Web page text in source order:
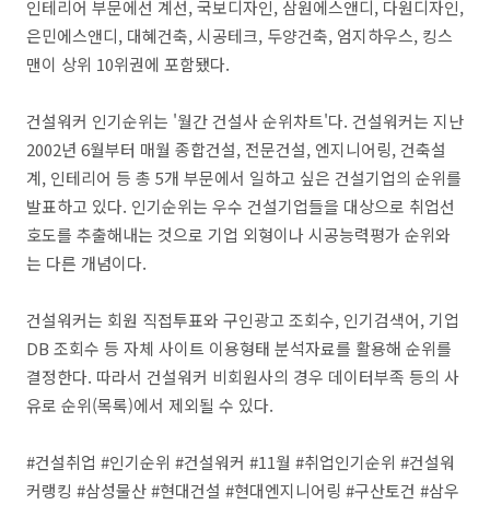
인테리어 부문에선 계선, 국보디자인, 삼원에스앤디, 다원디자인,
은민에스앤디, 대혜건축, 시공테크, 두양건축, 엄지하우스, 킹스
맨이 상위 10위권에 포함됐다.
건설워커 인기순위는 '월간 건설사 순위차트'다. 건설워커는 지난
2002년 6월부터 매월 종합건설, 전문건설, 엔지니어링, 건축설
계, 인테리어 등 총 5개 부문에서 일하고 싶은 건설기업의 순위를
발표하고 있다. 인기순위는 우수 건설기업들을 대상으로 취업선
호도를 추출해내는 것으로 기업 외형이나 시공능력평가 순위와
는 다른 개념이다.
건설워커는 회원 직접투표와 구인광고 조회수, 인기검색어, 기업
DB 조회수 등 자체 사이트 이용형태 분석자료를 활용해 순위를
결정한다. 따라서 건설워커 비회원사의 경우 데이터부족 등의 사
유로 순위(목록)에서 제외될 수 있다.
#건설취업 #인기순위 #건설워커 #11월 #취업인기순위 #건설워
커랭킹 #삼성물산 #현대건설 #현대엔지니어링 #구산토건 #삼우